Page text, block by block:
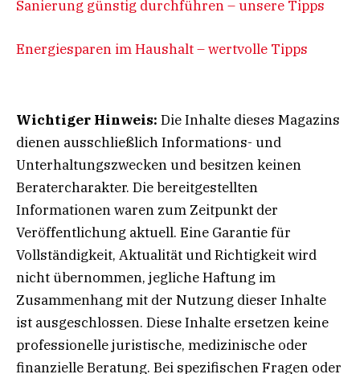
Sanierung günstig durchführen – unsere Tipps
Energiesparen im Haushalt – wertvolle Tipps
Wichtiger Hinweis: Die Inhalte dieses Magazins
dienen ausschließlich Informations- und
Unterhaltungszwecken und besitzen keinen
Beratercharakter. Die bereitgestellten
Informationen waren zum Zeitpunkt der
Veröffentlichung aktuell. Eine Garantie für
Vollständigkeit, Aktualität und Richtigkeit wird
nicht übernommen, jegliche Haftung im
Zusammenhang mit der Nutzung dieser Inhalte
ist ausgeschlossen. Diese Inhalte ersetzen keine
professionelle juristische, medizinische oder
finanzielle Beratung. Bei spezifischen Fragen oder